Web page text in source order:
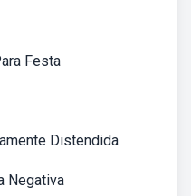
Festa
Distendida
Negativa